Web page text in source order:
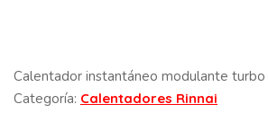
Calentador instantáneo modulante
Categoría: Calentadores Rinnai